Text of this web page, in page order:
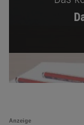
Anzeige